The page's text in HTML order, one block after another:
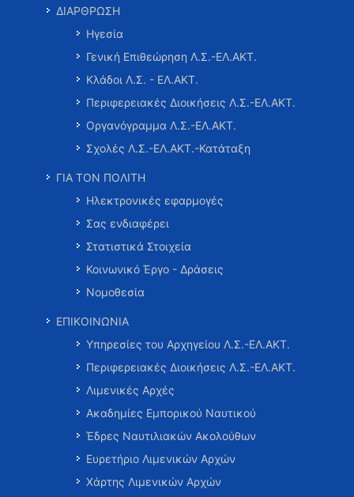
ΔΙΑΡΘΡΩΣΗ
Ηγεσία
Γενική Επιθεώρηση Λ.Σ.-ΕΛ.ΑΚΤ.
Κλάδοι Λ.Σ. - ΕΛ.ΑΚΤ.
Περιφερειακές Διοικήσεις Λ.Σ.-ΕΛ.ΑΚΤ.
Οργανόγραμμα Λ.Σ.-ΕΛ.ΑΚΤ.
Σχολές Λ.Σ.-ΕΛ.ΑΚΤ.-Κατάταξη
ΓΙΑ ΤΟΝ ΠΟΛΙΤΗ
Ηλεκτρονικές εφαρμογές
Σας ενδιαφέρει
Στατιστικά Στοιχεία
Κοινωνικό Έργο - Δράσεις
Νομοθεσία
ΕΠΙΚΟΙΝΩΝΙΑ
Υπηρεσίες του Αρχηγείου Λ.Σ.-ΕΛ.ΑΚΤ.
Περιφερειακές Διοικήσεις Λ.Σ.-ΕΛ.ΑΚΤ.
Λιμενικές Αρχές
Ακαδημίες Εμπορικού Ναυτικού
Έδρες Ναυτιλιακών Ακολούθων
Ευρετήριο Λιμενικών Αρχών
Χάρτης Λιμενικών Αρχών